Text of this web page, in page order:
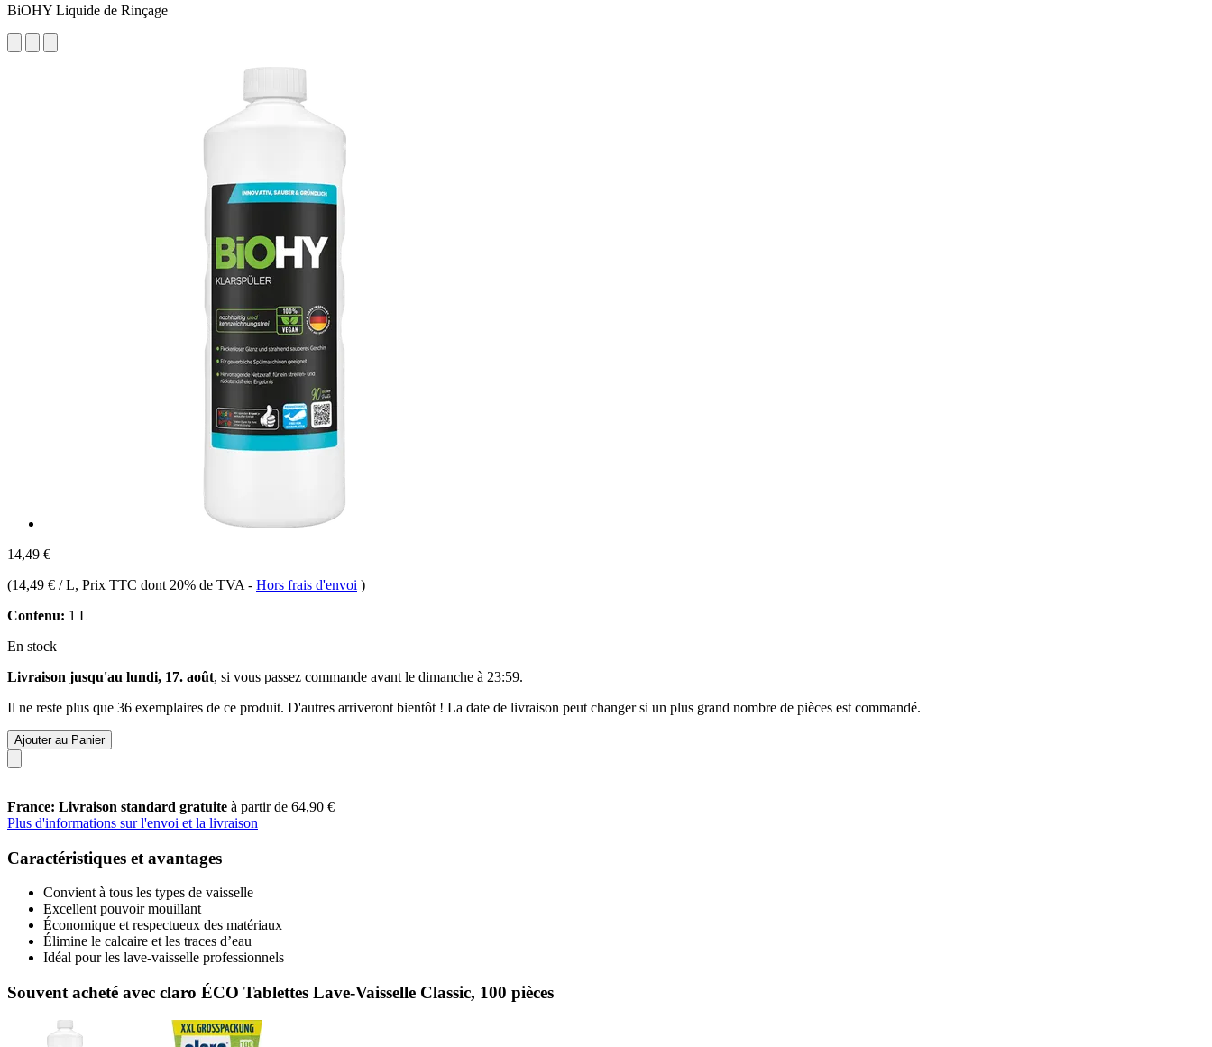
BiOHY Liquide de Rinçage
14,49 €
(14,49 € / L, Prix TTC dont 20% de TVA - Hors frais d'envoi )
Contenu: 1 L
En stock
Livraison jusqu'au lundi, 17. août, si vous passez commande avant le dimanche à 23:59.
Il ne reste plus que 36 exemplaires de ce produit. D'autres arriveront bientôt ! La date de livraison peut changer si un plus grand nombre de pièces est commandé.
Ajouter au Panier
France: Livraison standard gratuite à partir de 64,90 €
Plus d'informations sur l'envoi et la livraison
Caractéristiques et avantages
Convient à tous les types de vaisselle
Excellent pouvoir mouillant
Économique et respectueux des matériaux
Élimine le calcaire et les traces d’eau
Idéal pour les lave-vaisselle professionnels
Souvent acheté avec claro ÉCO Tablettes Lave-Vaisselle Classic, 100 pièces